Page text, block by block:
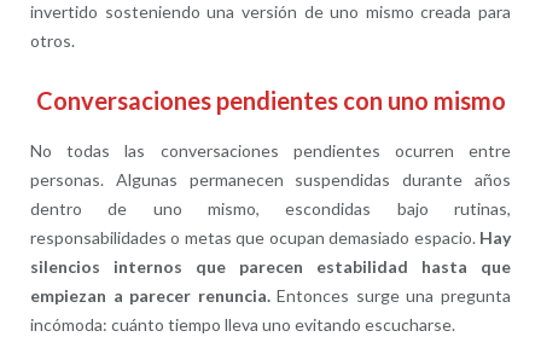
invertido sosteniendo una versión de uno mismo creada para
otros.
Conversaciones pendientes con uno mismo
No todas las conversaciones pendientes ocurren entre
personas. Algunas permanecen suspendidas durante años
dentro de uno mismo, escondidas bajo rutinas,
responsabilidades o metas que ocupan demasiado espacio. Hay
silencios internos que parecen estabilidad hasta que
empiezan a parecer renuncia.Entonces surge una pregunta
incómoda: cuánto tiempo lleva uno evitando escucharse.